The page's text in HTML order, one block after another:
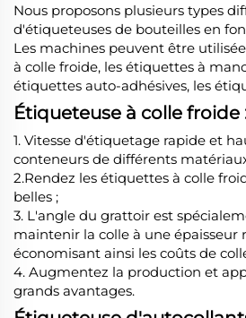
Nous proposons plusieurs types
d'étiqueteuses de bouteilles en
Les machines peuvent être
à colle froide, les étiquettes à
étiquettes auto-adhésives, les
Étiqueteuse à colle froide
1. Vitesse d'étiquetage rapide et
conteneurs de différents
2.Rendez les étiquettes à colle
belles ;
3. L'angle du grattoir est
maintenir la colle à une épaisseur
économisant ainsi les coûts de
4. Augmentez la production et
grands avantages.